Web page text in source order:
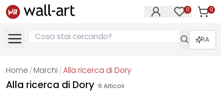
0 0
IA
Home / Marchi /Alla ricerca di Dory
Alla ricerca di Dory 6 Articoli